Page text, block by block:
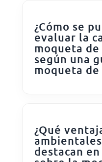
¿Cómo se
evaluar la
moqueta de
según una
moqueta de
¿Qué
destacan